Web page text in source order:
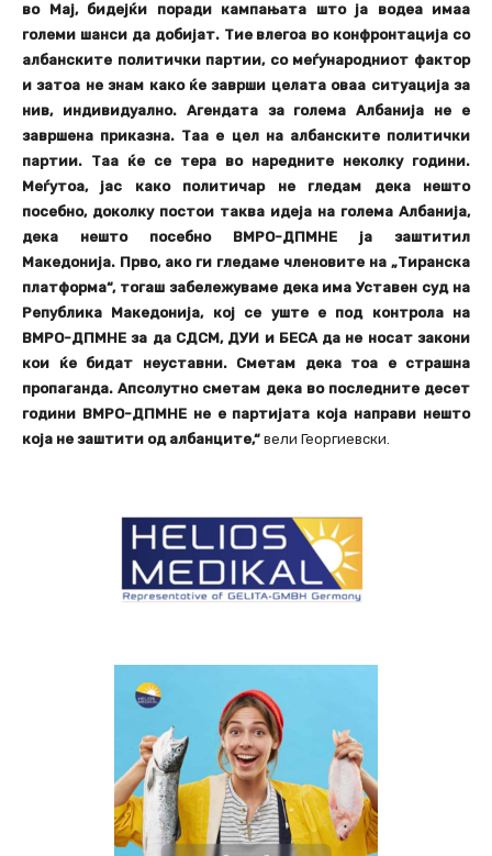
во Мај, бидејќи поради кампањата што ја водеа имаа
големи шанси да добијат. Тие влегоа во конфронтација со
албанските политички партии, со меѓународниот фактор
и затоа не знам како ќе заврши целата оваа ситуација за
нив, индивидуално. Агендата за голема Албанија не е
завршена приказна. Таа е цел на албанските политички
партии. Таа ќе се тера во наредните неколку години.
Меѓутоа, јас како политичар не гледам дека нешто
посебно, доколку постои таква идеја на голема Албанија,
дека нешто посебно ВМРО-ДПМНЕ ја заштитил
Македонија. Прво, ако ги гледаме членовите на „Тиранска
платформа“, тогаш забележуваме дека има Уставен суд на
Република Македонија, кој се уште е под контрола на
ВМРО-ДПМНЕ за да СДСМ, ДУИ и БЕСА да не носат закони
кои ќе бидат неуставни. Сметам дека тоа е страшна
пропаганда. Апсолутно сметам дека во последните десет
години ВМРО-ДПМНЕ не е партијата која направи нешто
која не заштити од албанците,“ вели Георгиевски.